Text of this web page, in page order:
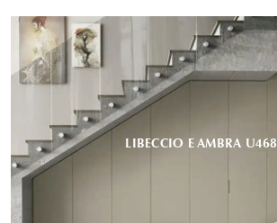
LIBECCIO E AMBRA U468